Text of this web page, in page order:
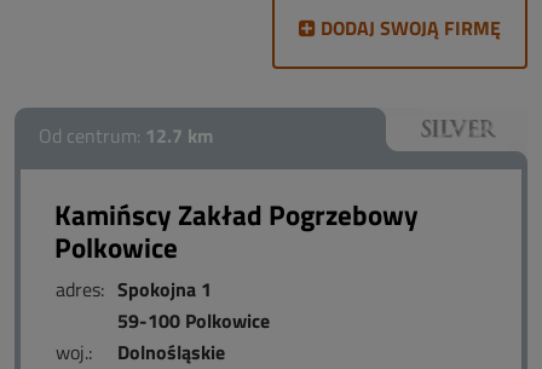
DODAJ SWOJĄ FIRMĘ
Od centrum: 12.7 km
Kamińscy Zakład Pogrzebowy
Polkowice
adres: Spokojna 1
59-100 Polkowice
woj.:
Dolnośląskie